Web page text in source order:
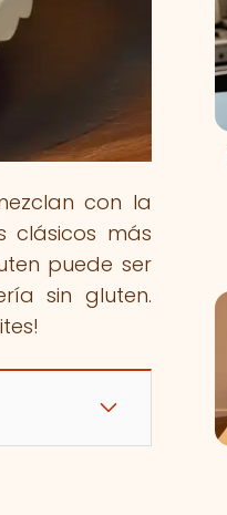
con la
clásicos más
puede ser
sin gluten.